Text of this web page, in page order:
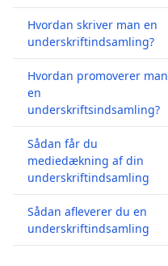
Hvordan skriver man en
underskriftindsamling?
Hvordan promoverer man
en
underskriftsindsamling?
Sådan får du
mediedækning af din
underskriftindsamling
Sådan afleverer du en
underskriftindsamling